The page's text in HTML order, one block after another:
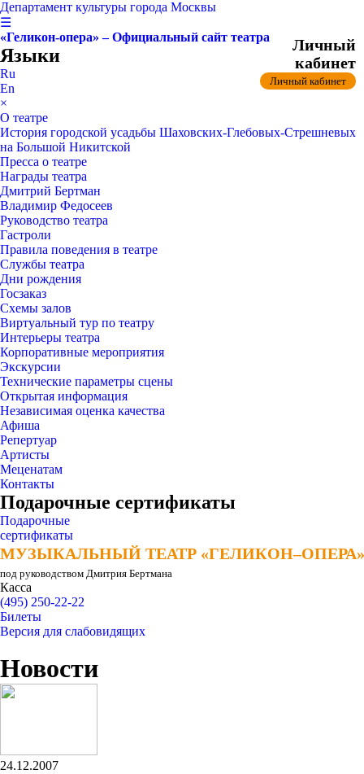
Департамент культуры города Москвы
☰
«Геликон-опера» – Официальный сайт театра
Языки
Ru
En
×
О театре
История городской усадьбы Шаховских-Глебовых-Стрешневых
на Большой Никитской
Пресса о театре
Награды театра
Дмитрий Бертман
Владимир Федосеев
Руководство театра
Гастроли
Правила поведения в театре
Службы театра
Дни рождения
Госзаказ
Схемы залов
Виртуальный тур по театру
Интерьеры театра
Корпоративные мероприятия
Экскурсии
Технические параметры сцены
Открытая информация
Независимая оценка качества
Афиша
Репертуар
Артисты
Меценатам
Контакты
Подарочные сертификаты
Подарочные
сертификаты
МУЗЫКАЛЬНЫЙ ТЕАТР «ГЕЛИКОН–ОПЕРА»
МУЗЫКАЛЬНЫЙ ТЕАТР «ГЕЛИКОН–ОПЕРА»
под руководством Дмитрия Бертмана
Касса
(495) 250-22-22
Личный
кабинет
Личный кабинет
Билеты
Версия для слабовидящих
Новости
24.12.2007